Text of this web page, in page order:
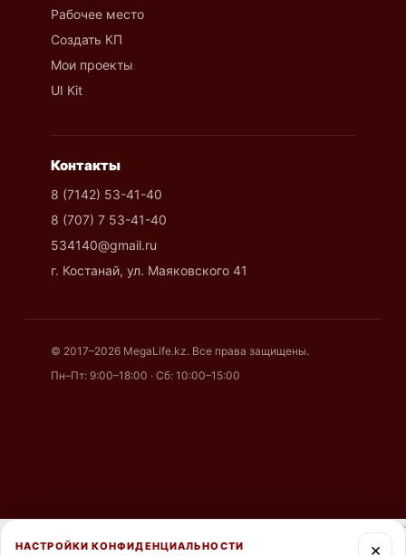
Рабочее место
Создать КП
Мои проекты
UI Kit
Контакты
8 (7142) 53-41-40
8 (707) 7 53-41-40
534140@gmail.ru
г. Костанай, ул. Маяковского 41
© 2017–2026 MegaLife.kz. Все права защищены.
Пн–Пт: 9:00–18:00 · Сб: 10:00–15:00
×
НАСТРОЙКИ КОНФИДЕНЦИАЛЬНОСТИ